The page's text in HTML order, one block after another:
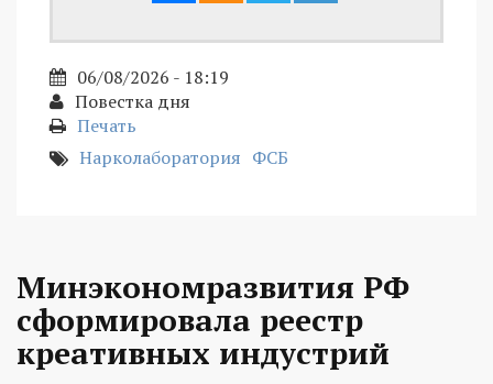
06/08/2026 - 18:19
Повестка дня
Печать
Нарколаборатория ФСБ
Минэкономразвития РФ
сформировала реестр
креативных индустрий